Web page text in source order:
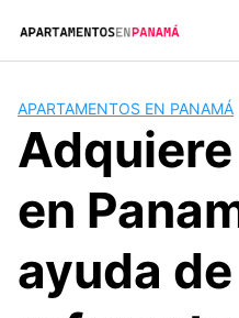
contenido
APARTAMENTOS EN PANAMÁ
en
ayuda de